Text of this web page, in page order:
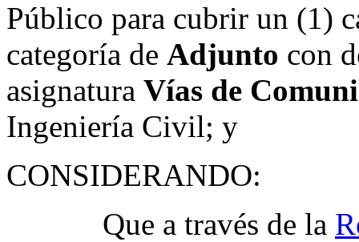
Público para cubrir un (1)
categoría de Adjunto con
asignatura Vías de
Ingeniería Civil; y
CONSIDERANDO:
Que a través de la